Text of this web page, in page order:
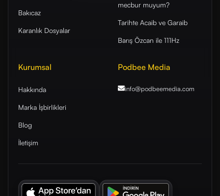
Bakıcaz
Karanlık Dosyalar
mecbur muyum?
Tarihte Acaib ve Garaib
Barış Özcan ile 111Hz
Kurumsal
Hakkında
Marka İşbirlikleri
Blog
İletişim
Podbee Media
info@podbeemedia.com